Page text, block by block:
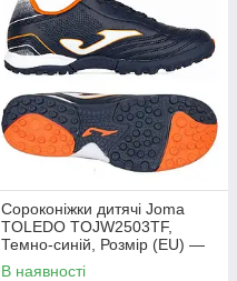
Сороконіжки дитячі Joma
TOLEDO TOJW2503TF,
Темно-синій, Розмір (EU) —
38
В наявності